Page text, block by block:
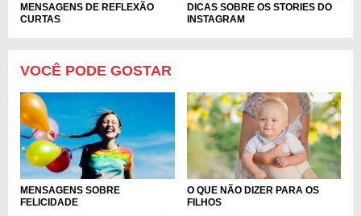
MENSAGENS DE REFLEXÃO
CURTAS
DICAS SOBRE OS STORIES DO
INSTAGRAM
VOCÊ PODE GOSTAR
MENSAGENS SOBRE
FELICIDADE
O QUE NÃO DIZER PARA OS
FILHOS